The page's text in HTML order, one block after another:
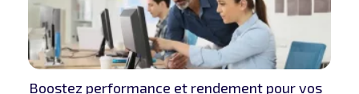
Boostez performance et rendement pour vos